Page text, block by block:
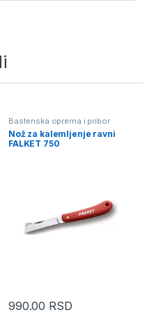
Bastenska oprema i pribor
Nož za kalemljenje ravni
FALKET 750
990.00 RSD